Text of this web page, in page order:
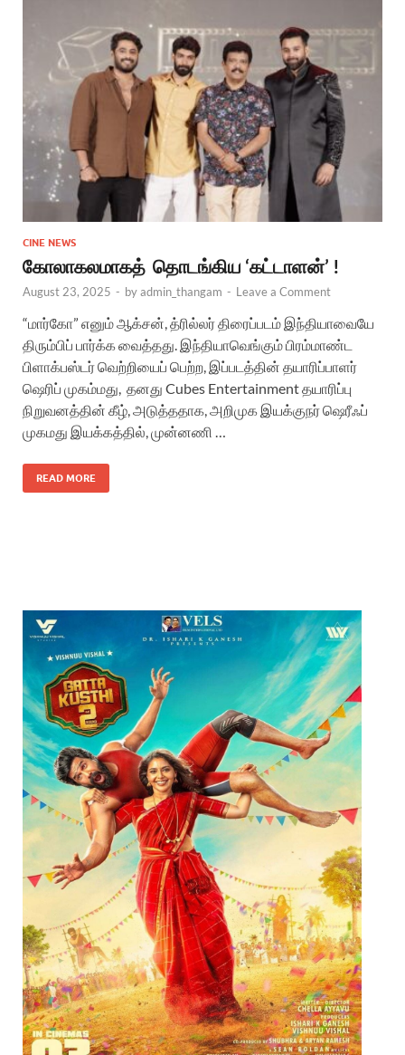
CINE NEWS
கோலாகலமாகத் தொடங்கிய ‘கட்டாளன்’ !
August 23, 2025 - byadmin_thangam - Leave a Comment
“மார்கோ” எனும் ஆக்சன், த்ரில்லர் திரைப்படம் இந்தியாவையே
திரும்பிப் பார்க்க வைத்தது. இந்தியாவெங்கும் பிரம்மாண்ட
பிளாக்பஸ்டர் வெற்றியைப் பெற்ற, இப்படத்தின் தயாரிப்பாளர்
ஷெரிப் முகம்மது, தனது Cubes Entertainment தயாரிப்பு
நிறுவனத்தின் கீழ், அடுத்ததாக, அறிமுக இயக்குநர் ஷெரீஃப்
முகமது இயக்கத்தில், முன்னணி …
READ MORE